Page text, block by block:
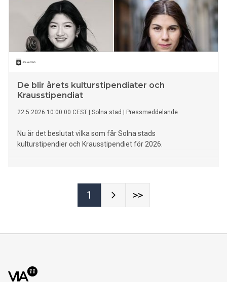
De blir årets kulturstipendiater och
Krausstipendiat
22.5.2026 10:00:00 CEST Solna stad Pressmeddelande
Nu är det beslutat vilka som får Solna stads
kulturstipendier och Krausstipendiet för 2026.
1 >>